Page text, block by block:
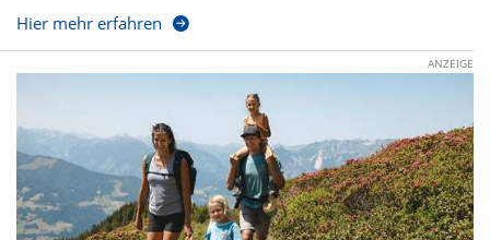
Hier mehr erfahren
ANZEIGE